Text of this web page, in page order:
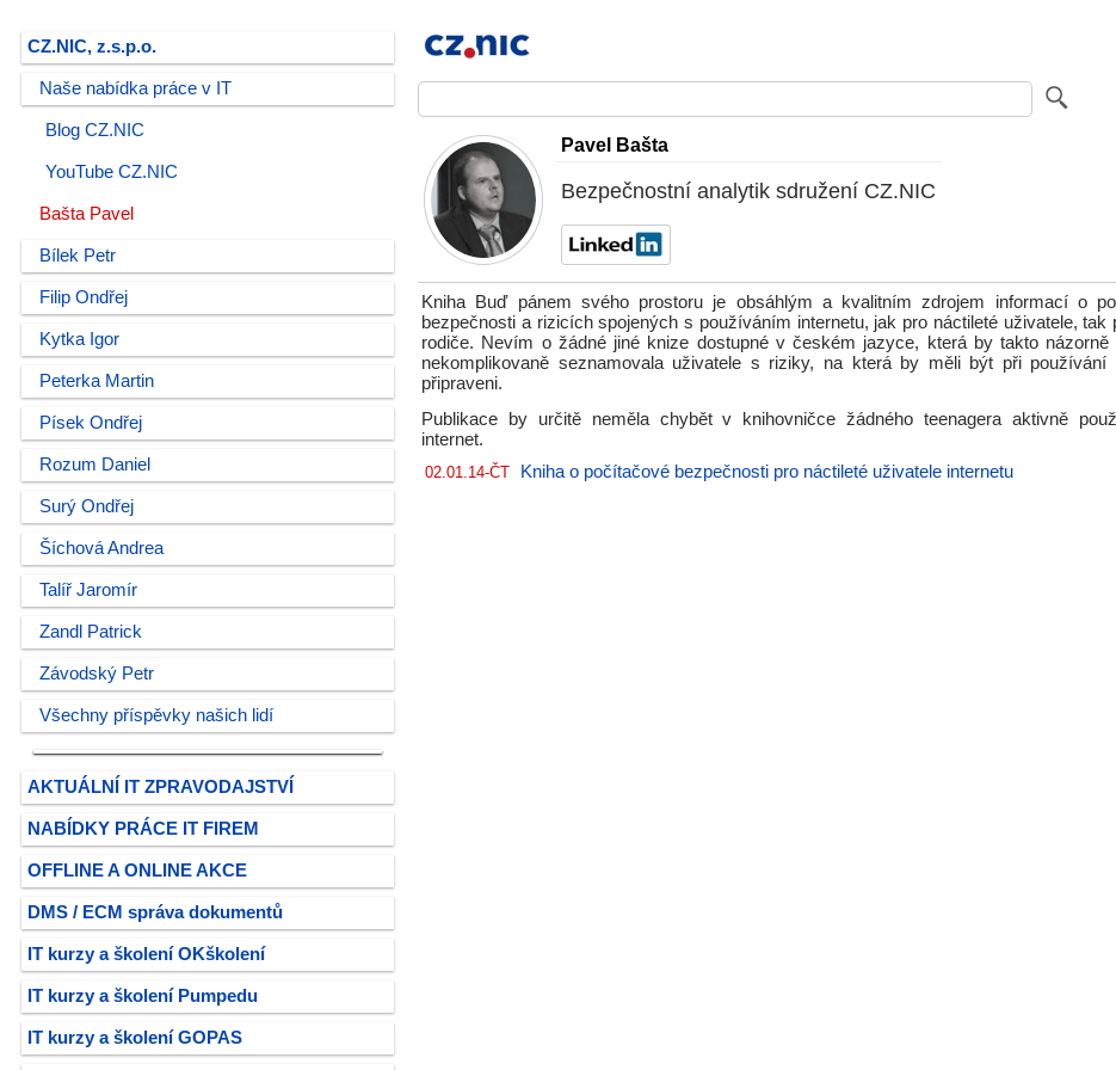
CZ.NIC, z.s.p.o.
Naše nabídka práce v IT
Blog CZ.NIC
YouTube CZ.NIC
Bašta Pavel
Bílek Petr
Filip Ondřej
Kytka Igor
Peterka Martin
Písek Ondřej
Rozum Daniel
Surý Ondřej
Šíchová Andrea
Talíř Jaromír
Zandl Patrick
Závodský Petr
Všechny příspěvky našich lidí
AKTUÁLNÍ IT ZPRAVODAJSTVÍ
NABÍDKY PRÁCE IT FIREM
OFFLINE A ONLINE AKCE
DMS / ECM správa dokumentů
IT kurzy a školení OKškolení
IT kurzy a školení Pumpedu
IT kurzy a školení GOPAS
Pavel Bašta
Bezpečnostní analytik sdružení CZ.NIC
Kniha Buď pánem svého prostoru je obsáhlým a kvalitním zdrojem informací o
bezpečnosti a rizicích spojených s používáním internetu, jak pro náctileté uživatele, tak
rodiče. Nevím o žádné jiné knize dostupné v českém jazyce, která by takto názorně
nekomplikovaně seznamovala uživatele s riziky, na která by měli být při používání
připraveni.
Publikace by určitě neměla chybět v knihovničce žádného teenagera aktivně
internet.
02.01.14-ČT Kniha o počítačové bezpečnosti pro náctileté uživatele internetu